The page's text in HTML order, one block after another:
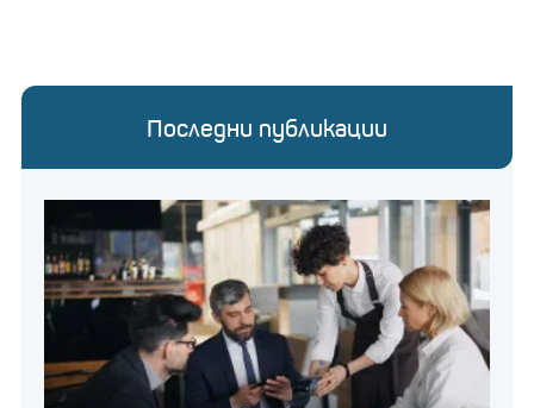
Последни публикации